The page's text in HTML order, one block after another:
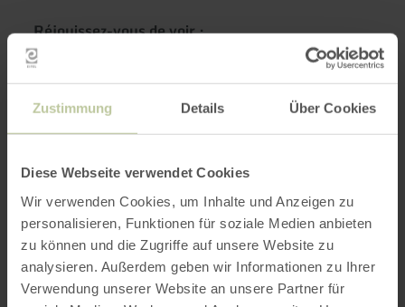
Zustimmung Details Über Cookies
Diese Webseite verwendet Cookies
Wir verwenden Cookies, um Inhalte und Anzeigen zu
personalisieren, Funktionen für soziale Medien anbieten
zu können und die Zugriffe auf unsere Website zu
analysieren. Außerdem geben wir Informationen zu Ihrer
Verwendung unserer Website an unsere Partner für
Réjouissez-vous de voir :
Artisanat d'art & design
Délices régionaux & spécialités
Boissons rafraîchissantes
Pièces uniques créatives
Une atmosphère unique dans un cadre de
verdure
Avec de nombreux exposants et des temps forts
culinaires, ce dimanche sera un plaisir pour